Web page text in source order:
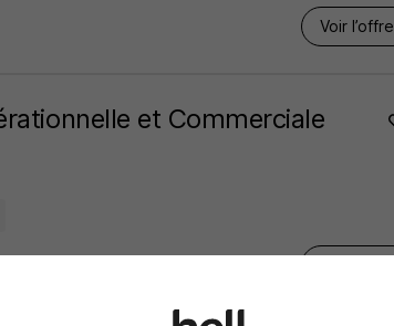
Voir l’offre
et Commerciale